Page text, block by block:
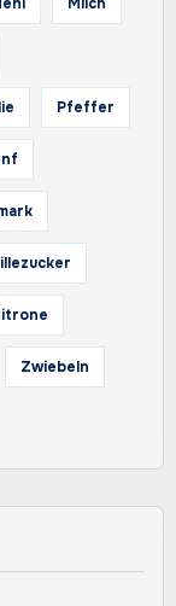
Pfeffer
Zwiebeln